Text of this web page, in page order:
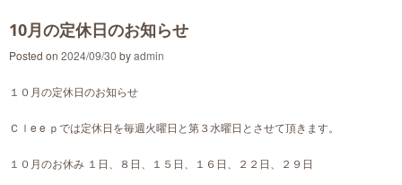
10月の定休日のお知らせ
Posted on 2024/09/30 byadmin
１０月の定休日のお知らせ
Ｃｌe e ｐでは定休日を毎週火曜日と第３水曜日とさせて頂きます。
１０月のお休み １日、８日、１５日、１６日、２２日、２９日